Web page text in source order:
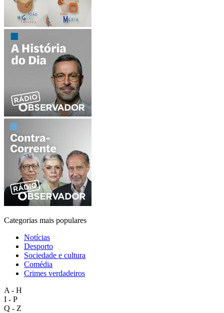
Categorias mais populares
Notícias
Desporto
Sociedade e cultura
Comédia
Crimes verdadeiros
A - H
I - P
Q - Z